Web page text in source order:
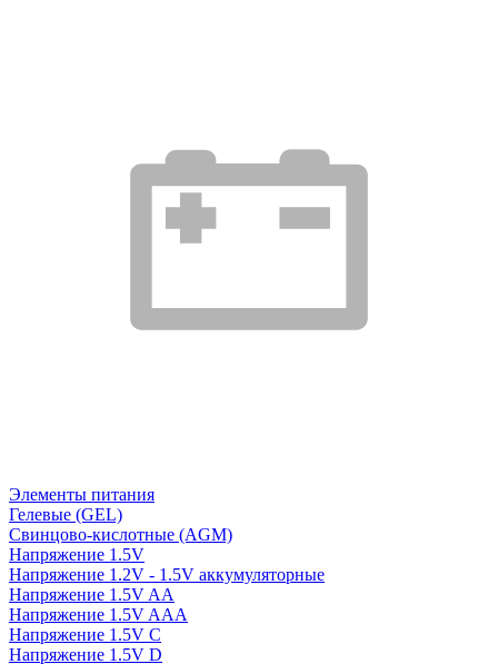
Элементы питания
Гелевые (GEL)
Свинцово-кислотные (AGM)
Напряжение 1.5V
Напряжение 1.2V - 1.5V аккумуляторные
Напряжение 1.5V AA
Напряжение 1.5V AAA
Напряжение 1.5V C
Напряжение 1.5V D